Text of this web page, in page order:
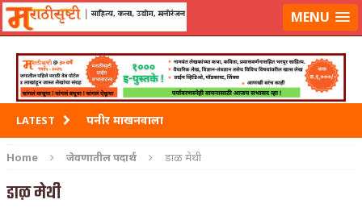
मराठीसृष्टीवर लॉग-इन करा MENU
LATEST पनीर माखनवाला
पावभाजी
Home जेवणातील पदार्थ डाळ मेथी
डाळ मेथी